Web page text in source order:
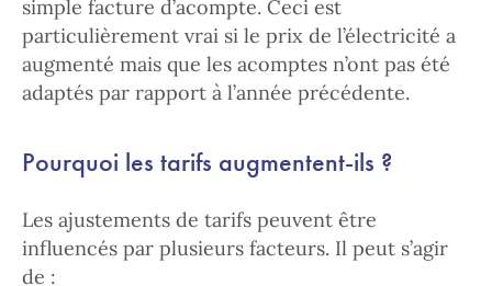
simple facture d’acompte. Ceci est
particulièrement vrai si le prix de l’électricité a
augmenté mais que les acomptes n’ont pas été
adaptés par rapport à l’année précédente.
Pourquoi les tarifs augmentent-ils ?
Les ajustements de tarifs peuvent être
influencés par plusieurs facteurs. Il peut s’agir
de :